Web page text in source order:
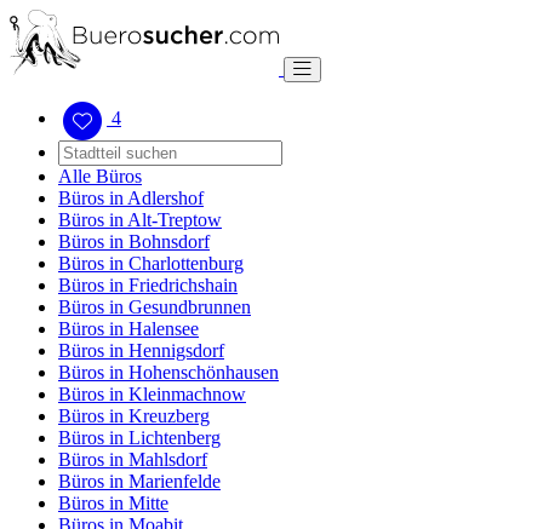
4
Alle Büros
Büros in Adlershof
Büros in Alt-Treptow
Büros in Bohnsdorf
Büros in Charlottenburg
Büros in Friedrichshain
Büros in Gesundbrunnen
Büros in Halensee
Büros in Hennigsdorf
Büros in Hohenschönhausen
Büros in Kleinmachnow
Büros in Kreuzberg
Büros in Lichtenberg
Büros in Mahlsdorf
Büros in Marienfelde
Büros in Mitte
Büros in Moabit